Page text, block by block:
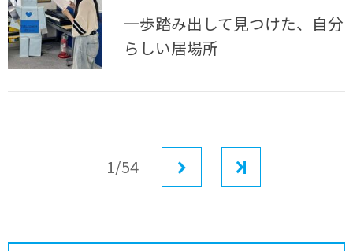
一歩踏み出して見つけた、自分
らしい居場所
1/54